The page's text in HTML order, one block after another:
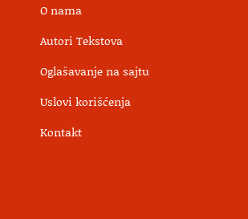
O nama
Autori Tekstova
Oglašavanje na sajtu
Uslovi korišćenja
Kontakt